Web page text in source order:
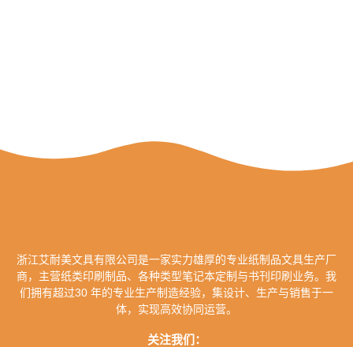
浙江艾耐美文具有限公司是一家实力雄厚的专业纸制品文具生产厂
商，主营纸类印刷制品、各种类型笔记本定制与书刊印刷业务。我
们拥有超过30 年的专业生产制造经验，集设计、生产与销售于一
体，实现高效协同运营。
关注我们：